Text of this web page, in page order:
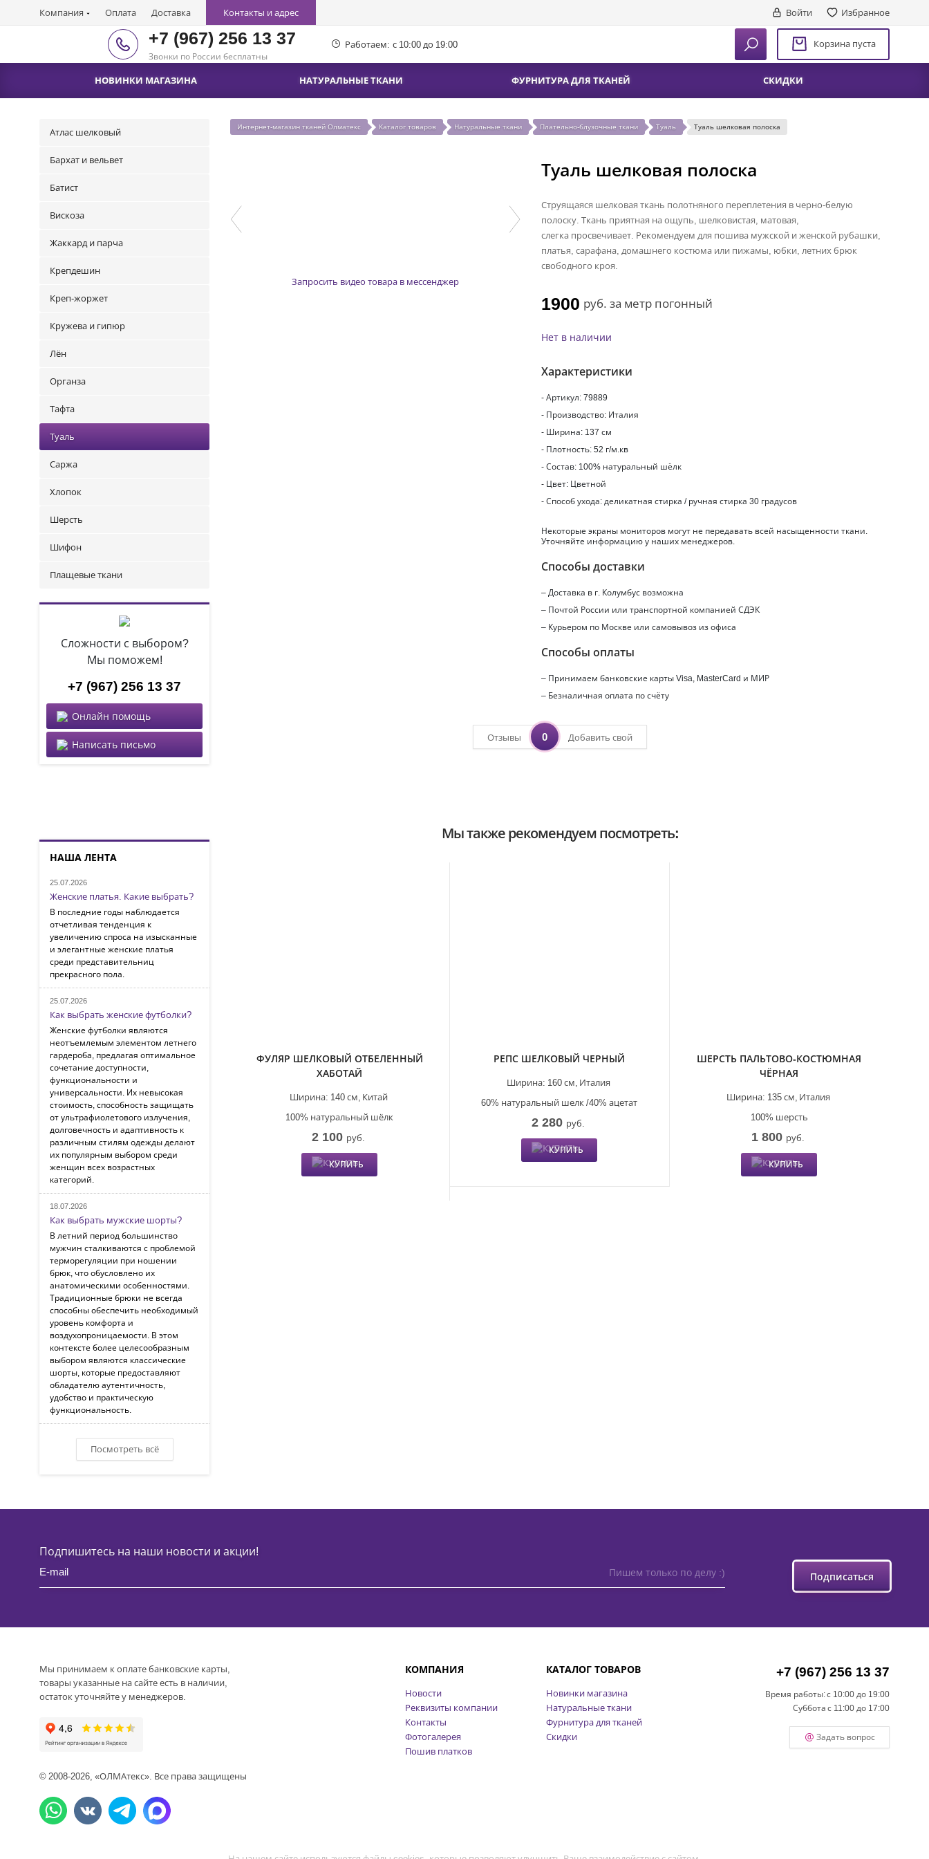
Компания Оплата Доставка Контакты и адрес Войти Избранное
+7 (967) 256 13 37
Звонки по России бесплатны
Работаем: с 10:00 до 19:00 Корзина пуста
НОВИНКИ МАГАЗИНА НАТУРАЛЬНЫЕ ТКАНИ ФУРНИТУРА ДЛЯ ТКАНЕЙ СКИДКИ
Атлас шелковый
Бархат и вельвет
Батист
Вискоза
Жаккард и парча
Крепдешин
Креп-жоржет
Кружева и гипюр
Лён
Органза
Тафта
Туаль
Саржа
Хлопок
Шерсть
Шифон
Плащевые ткани
Сложности с выбором?
Мы поможем!
+7 (967) 256 13 37
Онлайн помощь
Написать письмо
НАША ЛЕНТА
25.07.2026
Женские платья. Какие выбрать?
В последние годы наблюдается
отчетливая тенденция к
увеличению спроса на изысканные
и элегантные женские платья
среди представительниц
прекрасного пола.
25.07.2026
Как выбрать женские футболки?
Женские футболки являются
неотъемлемым элементом летнего
гардероба, предлагая оптимальное
сочетание доступности,
функциональности и
универсальности. Их невысокая
стоимость, способность защищать
от ультрафиолетового излучения,
долговечность и адаптивность к
различным стилям одежды делают
их популярным выбором среди
женщин всех возрастных
категорий.
18.07.2026
Как выбрать мужские шорты?
В летний период большинство
мужчин сталкиваются с проблемой
терморегуляции при ношении
брюк, что обусловлено их
анатомическими особенностями.
Традиционные брюки не всегда
способны обеспечить необходимый
уровень комфорта и
воздухопроницаемости. В этом
контексте более целесообразным
выбором являются классические
шорты, которые предоставляют
обладателю аутентичность,
удобство и практическую
функциональность.
Посмотреть всё
Интернет-магазин тканей Олматекс Каталог товаров Натуральные ткани Плательно-блузочные ткани Туаль Туаль шелковая полоска
Запросить видео товара в мессенджер
Туаль шелковая полоска
Струящаяся шелковая ткань полотняного переплетения в черно-белую
полоску. Ткань приятная на ощупь, шелковистая, матовая,
слегка просвечивает. Рекомендуем для пошива мужской и женской рубашки,
платья, сарафана, домашнего костюма или пижамы, юбки, летних брюк
свободного кроя.
1900 руб. за метр погонный
Нет в наличии
Характеристики
- Артикул: 79889
- Производство: Италия
- Ширина: 137 см
- Плотность: 52 г/м.кв
- Состав: 100% натуральный шёлк
- Цвет: Цветной
- Способ ухода: деликатная стирка / ручная стирка 30 градусов
Некоторые экраны мониторов могут не передавать всей насыщенности ткани.
Уточняйте информацию у наших менеджеров.
Способы доставки
– Доставка в г. Колумбус возможна
– Почтой России или транспортной компанией СДЭК
– Курьером по Москве или самовывоз из офиса
Способы оплаты
– Принимаем банковские карты Visa, MasterCard и МИР
– Безналичная оплата по счёту
Отзывы 0 Добавить свой
Мы также рекомендуем посмотреть:
ФУЛЯР ШЕЛКОВЫЙ ОТБЕЛЕННЫЙ
ХАБОТАЙ
Китай
Ширина: 140 см,
100% натуральный шёлк
2 100 руб.
КУПИТЬ
РЕПС ШЕЛКОВЫЙ ЧЕРНЫЙ
Италия
Ширина: 160 см,
60% натуральный шелк /40% ацетат
2 280 руб.
КУПИТЬ
ШЕРСТЬ ПАЛЬТОВО-КОСТЮМНАЯ
ЧЁРНАЯ
Италия
Ширина: 135 см,
100% шерсть
1 800 руб.
КУПИТЬ
Подпишитесь на наши новости и акции!
Пишем только по делу :) Подписаться
Мы принимаем к оплате банковские карты,
товары указанные на сайте есть в наличии,
остаток уточняйте у менеджеров.
© 2008-2026, «ОЛМАтекс». Все права защищены
КОМПАНИЯ
Новости
Реквизиты компании
Контакты
Фотогалерея
Пошив платков
КАТАЛОГ ТОВАРОВ
Новинки магазина
Натуральные ткани
Фурнитура для тканей
Скидки
+7 (967) 256 13 37
Время работы:с 10:00 до 19:00
Субботас 11:00 до 17:00
Задать вопрос